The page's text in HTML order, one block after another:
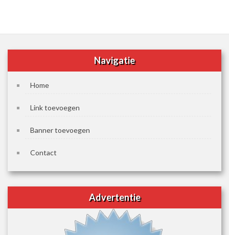
Navigatie
Home
Link toevoegen
Banner toevoegen
Contact
Advertentie